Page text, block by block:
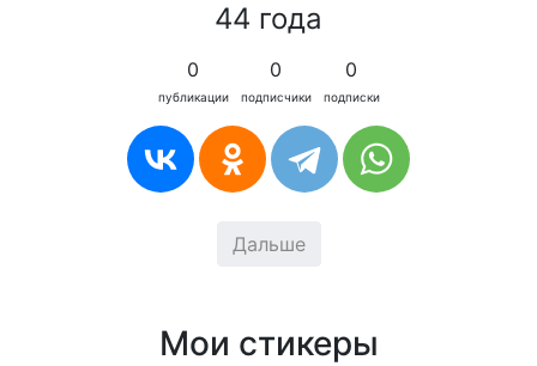
44 года
0
публикации
0
подписчики
0
подписки
Дальше
Мои стикеры